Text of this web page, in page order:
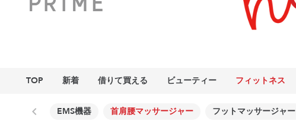
TOP 新着 借りて買える ビューティー フィットネス
EMS機器 首肩腰マッサージャー フットマッサージャー